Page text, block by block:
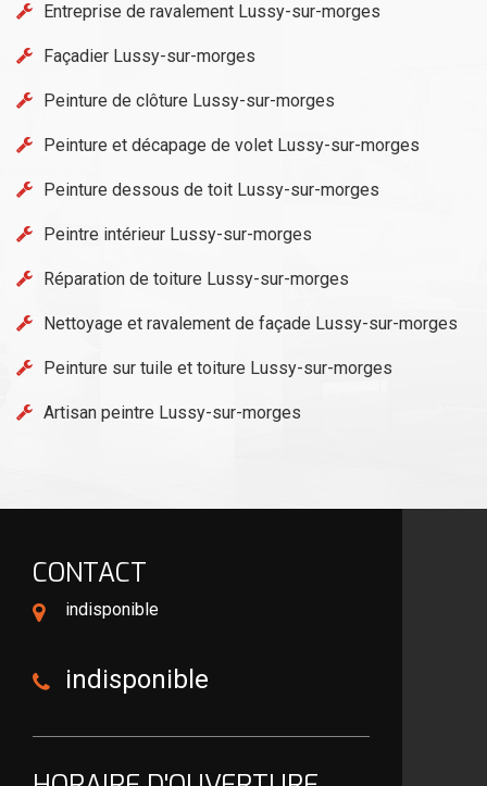
Entreprise de ravalement Lussy-sur-morges
Façadier Lussy-sur-morges
Peinture de clôture Lussy-sur-morges
Peinture et décapage de volet Lussy-sur-morges
Peinture dessous de toit Lussy-sur-morges
Peintre intérieur Lussy-sur-morges
Réparation de toiture Lussy-sur-morges
Nettoyage et ravalement de façade Lussy-sur-morges
Peinture sur tuile et toiture Lussy-sur-morges
Artisan peintre Lussy-sur-morges
CONTACT
indisponible
indisponible